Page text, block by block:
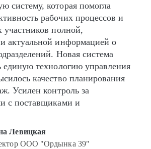
систему, которая помогла
рабочих процессов и
участников полной,
актуальной информацией о
Новая система
единую технологию управления
качество планирования
Усилен контроль за
с поставщиками и
Левицкая
ООО "Ордынка 39"